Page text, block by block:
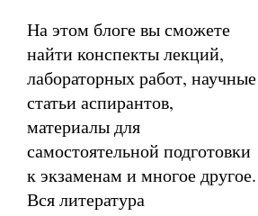
На этом блоге вы сможете
найти конспекты лекций,
лабораторных работ, научные
статьи аспирантов,
материалы для
самостоятельной подготовки
к экзаменам и многое другое.
Вся литература